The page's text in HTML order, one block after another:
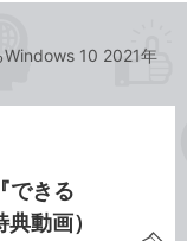
Windows 10 2021年
できる
動画）